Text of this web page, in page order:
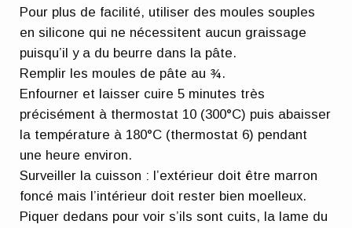
Pour plus de facilité, utiliser des moules souples
en silicone qui ne nécessitent aucun graissage
puisqu’il y a du beurre dans la pâte.
Remplir les moules de pâte au ¾.
Enfourner et laisser cuire 5 minutes très
précisément à thermostat 10 (300°C) puis abaisser
la température à 180°C (thermostat 6) pendant
une heure environ.
Surveiller la cuisson : l’extérieur doit être marron
foncé mais l’intérieur doit rester bien moelleux.
Piquer dedans pour voir s’ils sont cuits, la lame du